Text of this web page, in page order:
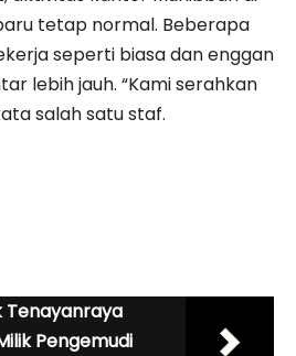
tetap normal. Beberapa
seperti biasa dan enggan
lebih jauh. “Kami serahkan
salah satu staf.
Tenayanraya
Pengemudi